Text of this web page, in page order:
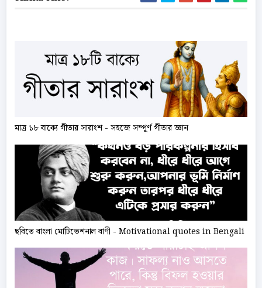
মাত্র ১৮ বাক্যে গীতার সারাংশ - সহজে সম্পূর্ণ গীতার জ্ঞান
ছবিতে বাংলা মোটিভেশনাল বাণী - Motivational quotes in Bengali